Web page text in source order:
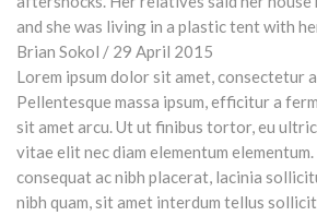
Lorem ipsum dolor sit amet, consectetur
Pellentesque massa ipsum, efficitur a
sit amet arcu. Ut ut finibus tortor, eu
vitae elit nec diam elementum
consequat ac nibh placerat, lacinia
nibh quam, sit amet interdum tellus